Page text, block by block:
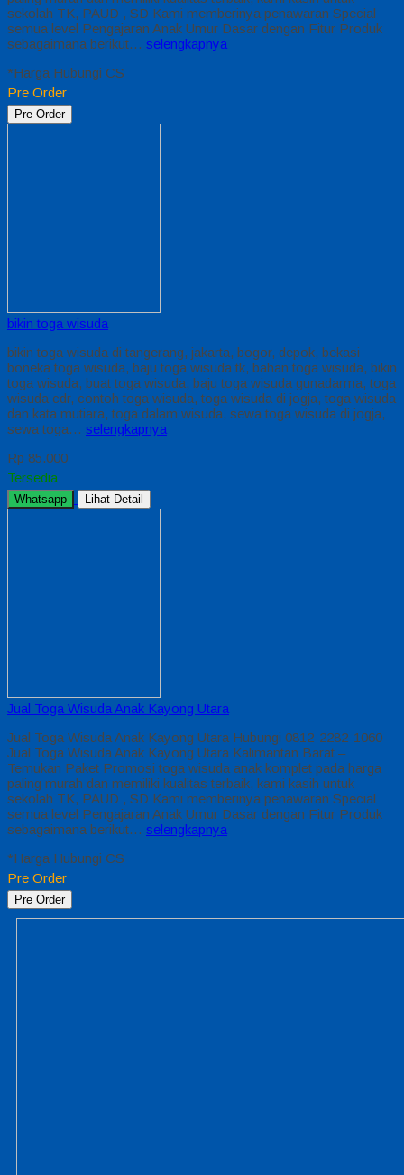
sekolah TK, PAUD , SD Kami memberinya penawaran Special
semua level Pengajaran Anak Umur Dasar dengan Fitur Produk
sebagaimana berikut… selengkapnya
*Harga Hubungi CS
Pre Order
Pre Order
bikin toga wisuda
bikin toga wisuda di tangerang, jakarta, bogor, depok, bekasi
boneka toga wisuda, baju toga wisuda tk, bahan toga wisuda, bikin
toga wisuda, buat toga wisuda, baju toga wisuda gunadarma, toga
wisuda cdr, contoh toga wisuda, toga wisuda di jogja, toga wisuda
dan kata mutiara, toga dalam wisuda, sewa toga wisuda di jogja,
sewa toga… selengkapnya
Rp 85.000
Tersedia
Whatsapp Lihat Detail
Jual Toga Wisuda Anak Kayong Utara
Jual Toga Wisuda Anak Kayong Utara Hubungi 0812-2282-1060
Jual Toga Wisuda Anak Kayong Utara Kalimantan Barat –
Temukan Paket Promosi toga wisuda anak komplet pada harga
paling murah dan memiliki kualitas terbaik, kami kasih untuk
sekolah TK, PAUD , SD Kami memberinya penawaran Special
semua level Pengajaran Anak Umur Dasar dengan Fitur Produk
sebagaimana berikut… selengkapnya
*Harga Hubungi CS
Pre Order
Pre Order